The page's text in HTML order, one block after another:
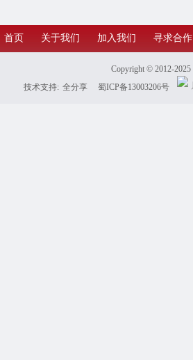
首页 关于我们 加入我们 寻求合作
Copyright © 2012-2025
技术支持: 全分享 蜀ICP备13003206号